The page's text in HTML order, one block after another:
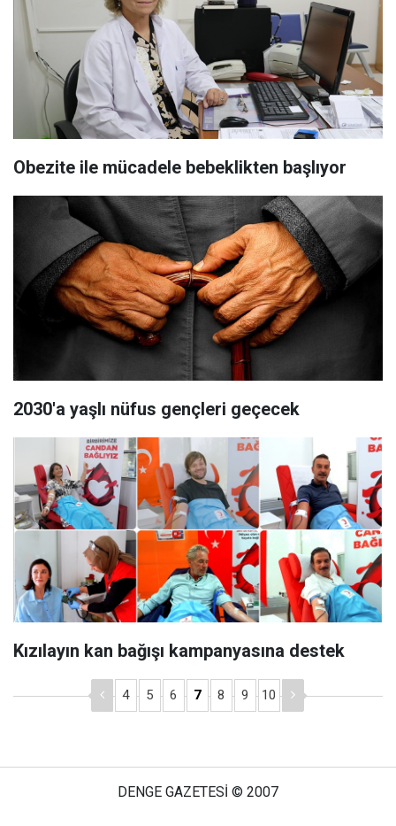
Obezite ile mücadele bebeklikten başlıyor
2030'a yaşlı nüfus gençleri geçecek
Kızılayın kan bağışı kampanyasına destek
4 5 6 7 8 9 10
DENGE GAZETESİ © 2007